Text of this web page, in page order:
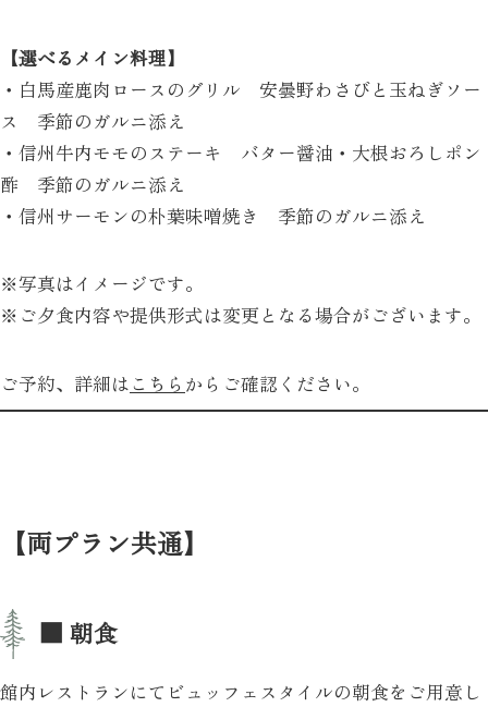
【選べるメイン料理】
・白馬産鹿肉ロースのグリル 安曇野わさびと玉ねぎソー
ス 季節のガルニ添え
・信州牛内モモのステーキ バター醤油・大根おろしポン
酢 季節のガルニ添え
・信州サーモンの朴葉味噌焼き 季節のガルニ添え
※写真はイメージです。
※ご夕食内容や提供形式は変更となる場合がございます。
ご予約、詳細はこちら からご確認ください。
【両プラン共通】
■ 朝食
館内レストランにてビュッフェスタイルの朝食をご用意し